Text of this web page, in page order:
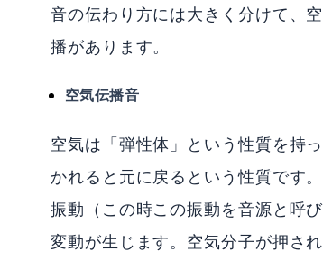
音の伝わり方には大きく分けて、
播があります。
空気伝播音
空気は「弾性体」という性質を持
かれると元に戻るという性質です
振動（この時この振動を音源と呼
変動が生じます。空気分子が押さ